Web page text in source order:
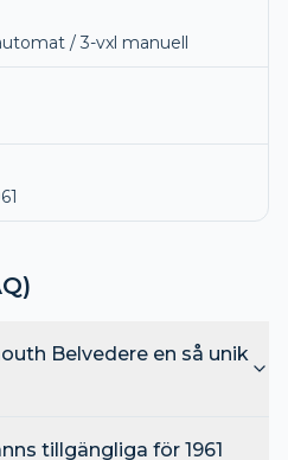
/ 3-vxl manuell
Belvedere en så unik
tillgängliga för 1961